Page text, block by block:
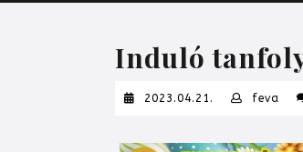
Induló
2023.04.21. 2023.04.21.
feva